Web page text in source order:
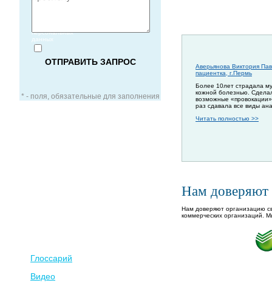
персональных
данных
* - поля, обязательные для заполнения
Глоссарий
Видео
Аверьянова Виктория
пациентка, г.Пермь
Более 10лет страдала
кожной болезнью.
возможные
раз сдавала все виды
Читать полностью >>
Нам доверяют
Нам доверяют организацию
коммерческих организаций.